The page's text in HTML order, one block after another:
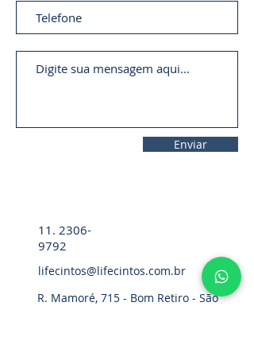
Enviar
11. 2306-
9792
lifecintos@lifecintos.com.br
R. Mamoré, 715 - Bom Retiro - São